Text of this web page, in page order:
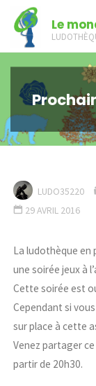
content
Le
LUDO35220
29 AVRIL 2016
La ludothèque en
une soirée jeux à
Cette soirée est
Cependant si
sur place à cette
Venez partager
partir de 20h30.